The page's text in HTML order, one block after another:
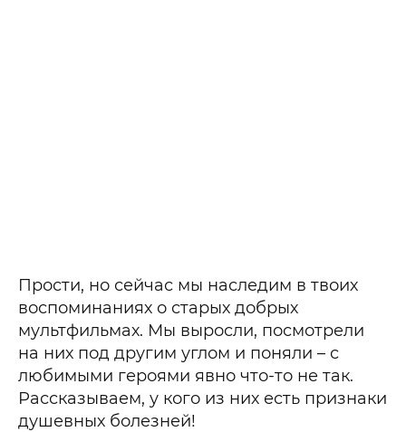
Прости, но сейчас мы наследим в твоих
воспоминаниях о старых добрых
мультфильмах. Мы выросли, посмотрели
на них под другим углом и поняли – с
любимыми героями явно что-то не так.
Рассказываем, у кого из них есть признаки
душевных болезней!